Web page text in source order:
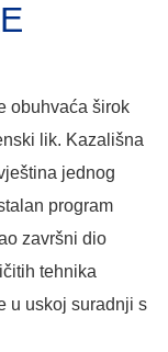
obuhvaća širok
lik. Kazališna
jednog
program
završni dio
tehnika
u uskoj suradnji s